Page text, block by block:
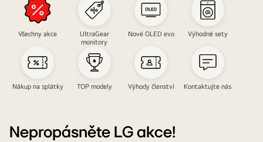
normal
spotřebiče
Všechny akce
UltraGear
monitory
Nové OLED evo Výhodné sety
Nákup na splátky TOP modely Výhody členství Kontaktujte nás
Nepropásněte LG akce!